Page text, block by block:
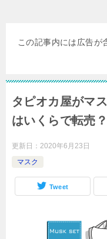
この記事内には広告が
タピオカ屋がマ
はいくらで転売？
更新日： 2020年6月23日
マスク
Tweet